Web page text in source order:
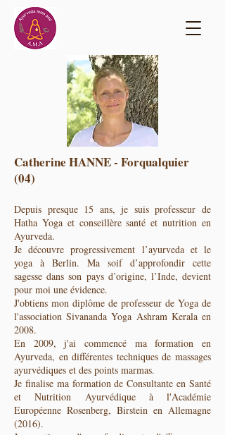
Catherine HANNE - Forqualquier
(04)
Depuis presque 15 ans, je suis professeur de
Hatha Yoga et conseillère santé et nutrition en
Ayurveda.
Je découvre progressivement l’ayurveda et le
yoga à Berlin. Ma soif d’approfondir cette
sagesse dans son pays d’origine, l’Inde, devient
pour moi une évidence.
J'obtiens mon diplôme de professeur de Yoga de
l'association Sivananda Yoga Ashram Kerala en
2008.
En 2009, j'ai commencé ma formation en
Ayurveda, en différentes techniques de massages
ayurvédiques et des points marmas.
Je finalise ma formation de Consultante en Santé
et Nutrition Ayurvédique à l'Académie
Européenne Rosenberg, Birstein en Allemagne
(2016).